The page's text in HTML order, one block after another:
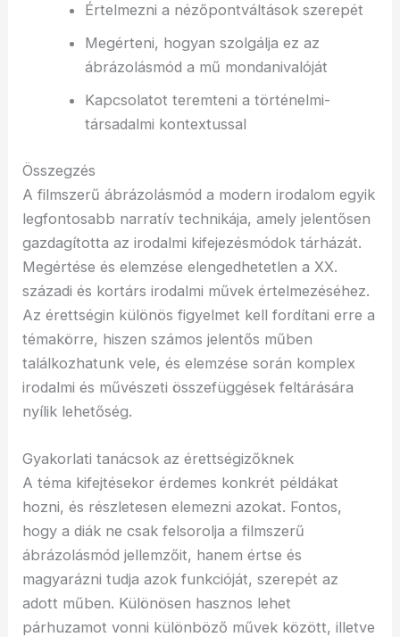
Értelmezni a nézőpontváltások szerepét
Megérteni, hogyan szolgálja ez az
ábrázolásmód a mű mondanivalóját
Kapcsolatot teremteni a történelmi-
társadalmi kontextussal
Összegzés
A filmszerű ábrázolásmód a modern irodalom egyik
legfontosabb narratív technikája, amely jelentősen
gazdagította az irodalmi kifejezésmódok tárházát.
Megértése és elemzése elengedhetetlen a XX.
századi és kortárs irodalmi művek értelmezéséhez.
Az érettségin különös figyelmet kell fordítani erre a
témakörre, hiszen számos jelentős műben
találkozhatunk vele, és elemzése során komplex
irodalmi és művészeti összefüggések feltárására
nyílik lehetőség.
Gyakorlati tanácsok az érettségizőknek
A téma kifejtésekor érdemes konkrét példákat
hozni, és részletesen elemezni azokat. Fontos,
hogy a diák ne csak felsorolja a filmszerű
ábrázolásmód jellemzőit, hanem értse és
magyarázni tudja azok funkcióját, szerepét az
adott műben. Különösen hasznos lehet
párhuzamot vonni különböző művek között, illetve